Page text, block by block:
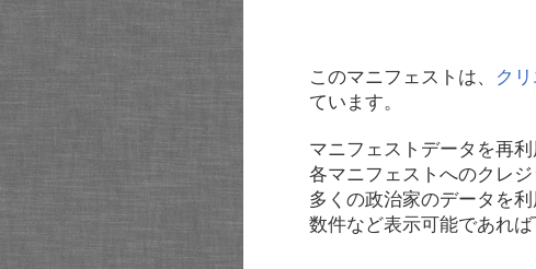
このマニフェストは、 ク
ています。
マニフェストデータを再
各マニフェストへのクレ
多くの政治家のデータを
数件など表示可能であれ